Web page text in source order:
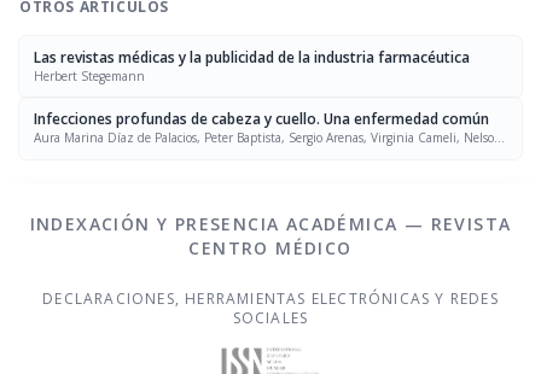
OTROS ARTÍCULOS
Las revistas médicas y la publicidad de la industria farmacéutica
Herbert Stegemann
Infecciones profundas de cabeza y cuello. Una enfermedad común
Aura Marina Díaz de Palacios, Peter Baptista, Sergio Arenas, Virginia Cameli, Nelson
INDEXACIÓN Y PRESENCIA ACADÉMICA — REVISTA
CENTRO MÉDICO
DECLARACIONES, HERRAMIENTAS ELECTRÓNICAS Y REDES
SOCIALES